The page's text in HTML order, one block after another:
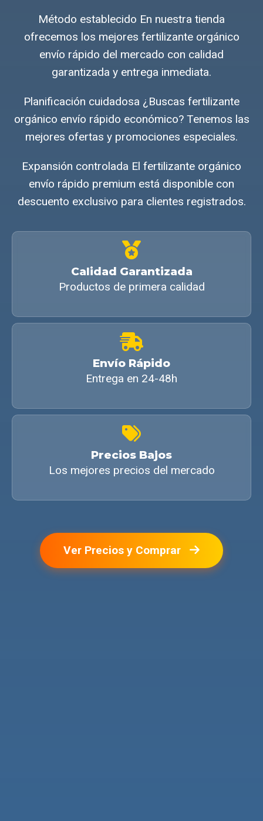
Método establecido En nuestra tienda
ofrecemos los mejores fertilizante orgánico
envío rápido del mercado con calidad
garantizada y entrega inmediata.
Planificación cuidadosa ¿Buscas fertilizante
orgánico envío rápido económico? Tenemos las
mejores ofertas y promociones especiales.
Expansión controlada El fertilizante orgánico
envío rápido premium está disponible con
descuento exclusivo para clientes registrados.
Calidad Garantizada
Productos de primera calidad
Envío Rápido
Entrega en 24-48h
Precios Bajos
Los mejores precios del mercado
Ver Precios y Comprar